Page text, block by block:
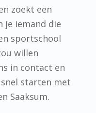
zoekt een
je iemand die
sportschool
willen
in contact en
starten met
Saaksum.